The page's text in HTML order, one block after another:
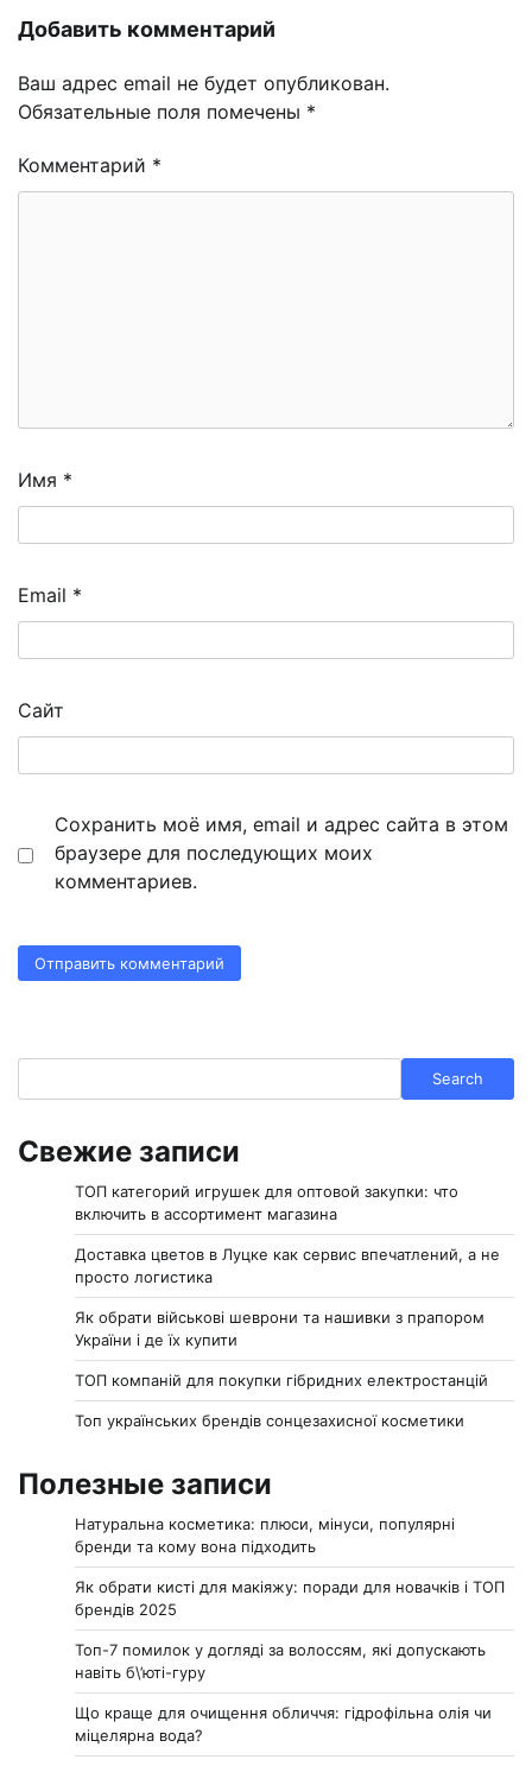
Добавить комментарий
Ваш адрес email не будет опубликован.
Обязательные поля помечены *
Комментарий *
Имя *
Email *
Сайт
Сохранить моё имя, email и адрес сайта в этом
браузере для последующих моих
комментариев.
Search
Свежие записи
ТОП категорий игрушек для оптовой закупки: что
включить в ассортимент магазина
Доставка цветов в Луцке как сервис впечатлений, а не
просто логистика
Як обрати військові шеврони та нашивки з прапором
України і де їх купити
ТОП компаній для покупки гібридних електростанцій
Топ українських брендів сонцезахисної косметики
Полезные записи
Натуральна косметика: плюси, мінуси, популярні
бренди та кому вона підходить
Як обрати кисті для макіяжу: поради для новачків і ТОП
брендів 2025
Топ-7 помилок у догляді за волоссям, які допускають
навіть б\’юті-гуру
Що краще для очищення обличчя: гідрофільна олія чи
міцелярна вода?